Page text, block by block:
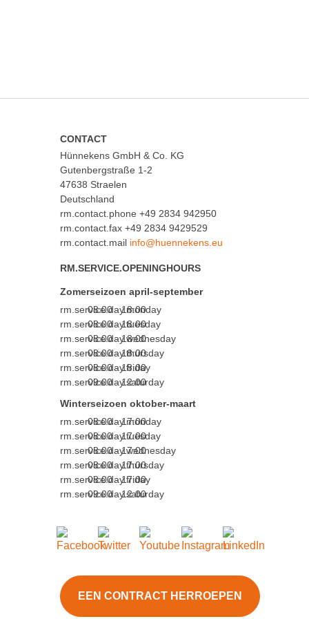
CONTACT
Hünnekens GmbH & Co. KG
Gutenbergstraße 1-2
47638 Straelen
Deutschland
rm.contact.phone +49 2834 942950
rm.contact.fax +49 2834 9429529
rm.contact.mail
RM.SERVICE.OPENINGHOURS
Zomerseizoen april-september
rm.service.day.monday
08:00 - 18:00
rm.service.day.tuesday
08:00 - 18:00
rm.service.day.wednesday
08:00 - 18:00
rm.service.day.thursday
08:00 - 18:00
rm.service.day.friday
08:00 - 18:00
rm.service.day.saturday
09:00 - 12:00
Winterseizoen oktober-maart
rm.service.day.monday
08:00 - 17:00
rm.service.day.tuesday
08:00 - 17:00
rm.service.day.wednesday
08:00 - 17:00
rm.service.day.thursday
08:00 - 17:00
rm.service.day.friday
08:00 - 17:00
rm.service.day.saturday
09:00 - 12:00
EEN CONTRACT HERROEPEN